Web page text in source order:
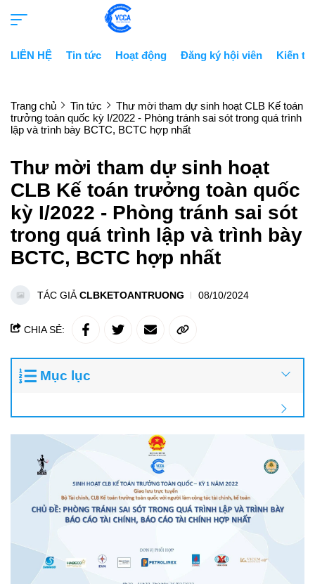
LIÊN HỆ Tin tức Hoạt động Đăng ký hội viên Kiến
Trang chủ Tin tức
Thư mời tham dự sinh hoạt CLB Kế toán
trưởng toàn quốc kỳ I/2022 - Phòng tránh sai sót trong quá trình
lập và trình bày BCTC, BCTC hợp nhất
Thư mời tham dự sinh hoạt
CLB Kế toán trưởng toàn quốc
kỳ I/2022 - Phòng tránh sai sót
trong quá trình lập và trình bày
BCTC, BCTC hợp nhất
TÁC GIẢ CLBKETOANTRUONG 08/10/2024
CHIA SẺ:
Mục lục